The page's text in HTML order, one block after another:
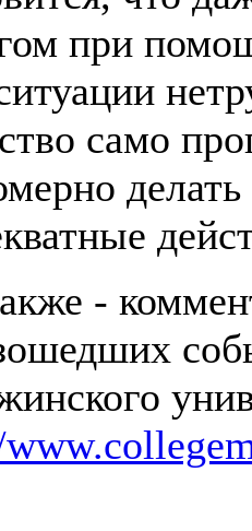
при
само
делать
-